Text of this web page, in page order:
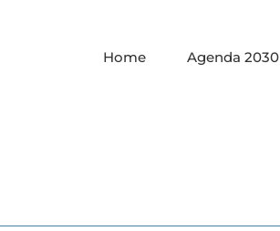
Home Agenda 2030